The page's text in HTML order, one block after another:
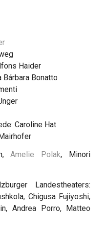
Haider
Bárbara Bonatto
Caroline Hat
Amelie Polak, Minori
Landestheaters:
Chigusa Fujiyoshi,
Andrea Porro, Matteo